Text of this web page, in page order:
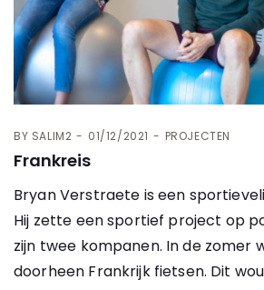
BY SALIM2 01/12/2021 PROJECTEN
Frankreis
Bryan Verstraete is een
Hij zette een sportief project op
zijn twee kompanen. In de zomer
doorheen Frankrijk fietsen. Dit